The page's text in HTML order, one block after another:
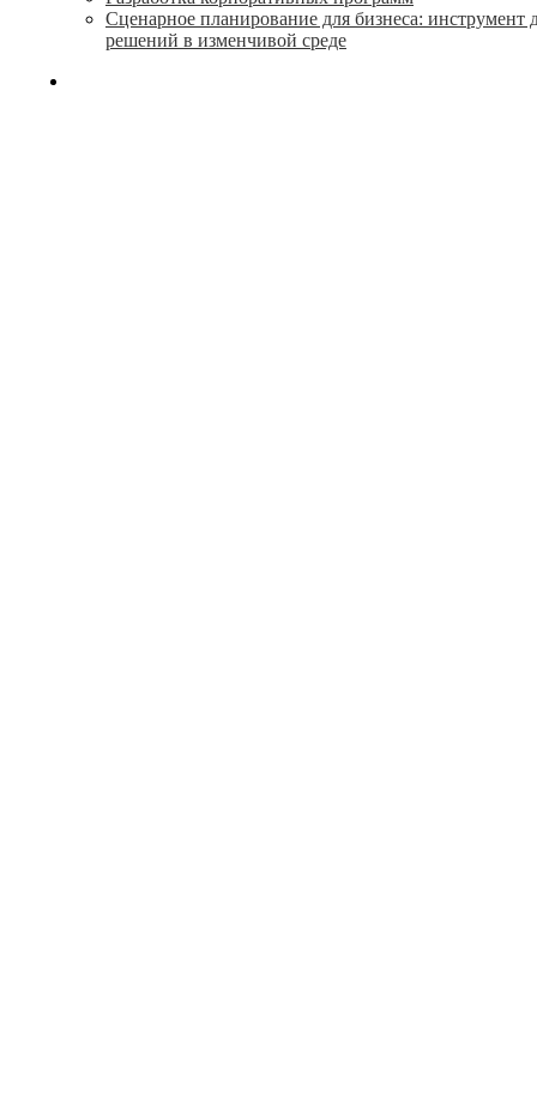
Сценарное планирование для бизнеса: инструмент
решений в изменчивой среде